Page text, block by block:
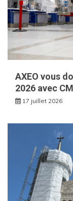
AXEO vous
2026 avec
17 juillet 2026